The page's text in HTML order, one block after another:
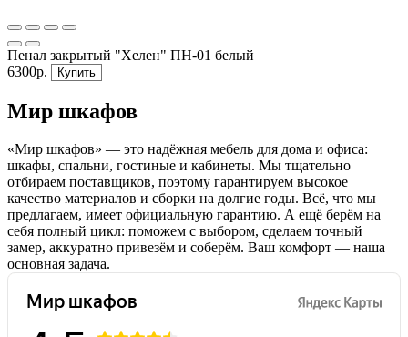
Пенал закрытый "Хелен" ПН-01 белый
6300р.
Купить
Мир шкафов
«Мир шкафов» — это надёжная мебель для дома и офиса:
шкафы, спальни, гостиные и кабинеты. Мы тщательно
отбираем поставщиков, поэтому гарантируем высокое
качество материалов и сборки на долгие годы. Всё, что мы
предлагаем, имеет официальную гарантию. А ещё берём на
себя полный цикл: поможем с выбором, сделаем точный
замер, аккуратно привезём и соберём. Ваш комфорт — наша
основная задача.